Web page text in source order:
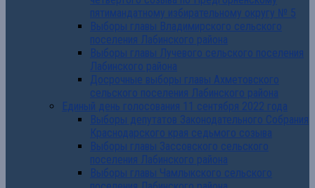
пятимандатному избирательному округу № 5
Выборы главы Владимирского сельского
поселения Лабинского района
Выборы главы Лучевого сельского поселения
Лабинского района
Досрочные выборы главы Ахметовского
сельского поселения Лабинского района
Единый день голосования 11 сентября 2022 года
Выборы депутатов Законодательного Собрания
Краснодарского края седьмого созыва
Выборы главы Зассовского сельского
поселения Лабинского района
Выборы главы Чамлыкского сельского